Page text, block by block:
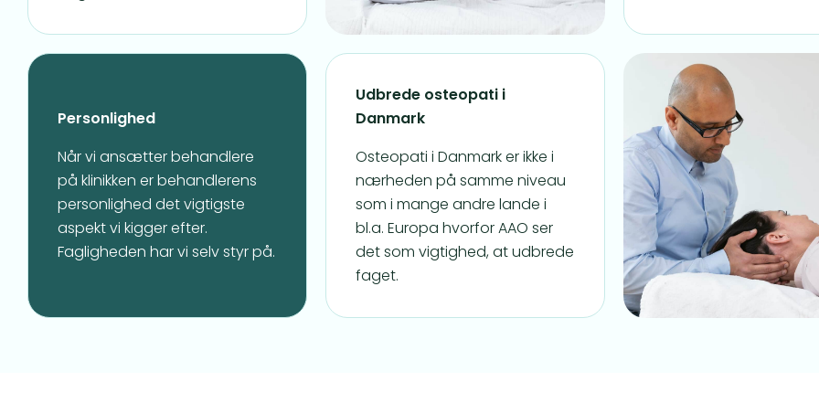
Personlighed
Når vi ansætter behandlere
på klinikken er behandlerens
personlighed det vigtigste
aspekt vi kigger efter.
Fagligheden har vi selv styr på.
Udbrede osteopati i
Danmark
Osteopati i Danmark er ikke i
nærheden på samme niveau
som i mange andre lande i
bl.a. Europa hvorfor AAO ser
det som vigtighed, at udbrede
faget.